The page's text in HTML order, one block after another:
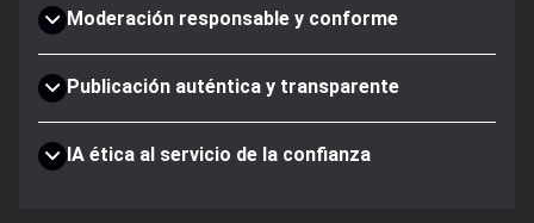
Moderación responsable y conforme
Publicación auténtica y transparente
IA ética al servicio de la confianza